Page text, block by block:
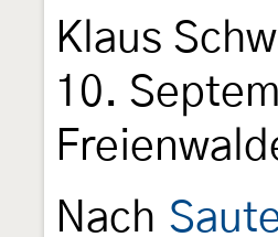
Klaus
10.
Nach